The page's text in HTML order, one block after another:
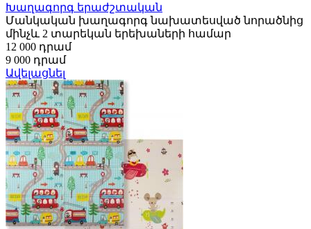
Խաղագորգ երաժշտական
Մանկական խաղագորգ նախատեսված նորածնից
մինչև 2 տարեկան երեխաների համար
12 000 դրամ
9 000 դրամ
Ավելացնել